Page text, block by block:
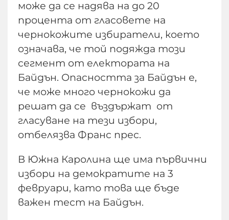
може да се надява на до 20
процента от гласовете на
чернокожите избиратели, което
означава, че той подяжда този
сегмент от електората на
Байдън. Опасността за Байдън е,
че може много чернокожи да
решат да се въздържат от
гласуване на тези избори,
отбелязва Франс прес.
В Южна Каролина ще има първични
избори на демократите на 3
февруари, като това ще бъде
важен тест на Байдън.